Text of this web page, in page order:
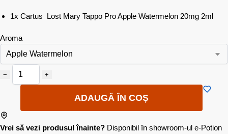
1x Cartus Lost Mary Tappo Pro Apple Watermelon 20mg 2ml
Aroma
− +
ADAUGĂ ÎN COȘ
Vrei să vezi produsul înainte? Disponibil în showroom-ul e-Potion